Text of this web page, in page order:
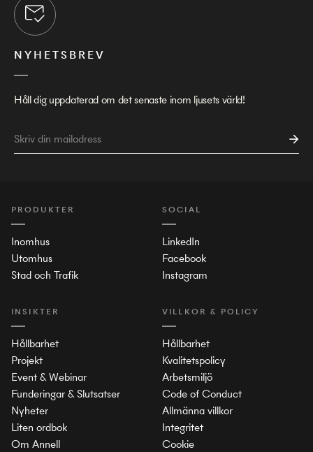
NYHETSBREV
Håll dig uppdaterad om det senaste inom ljusets värld!
PRODUKTER
Inomhus
Utomhus
Stad och Trafik
INSIKTER
Hållbarhet
Projekt
Event & Webinar
Funderingar & Slutsatser
Nyheter
Liten ordbok
Om Annell
SOCIAL
LinkedIn
Facebook
Instagram
VILLKOR & POLICY
Hållbarhet
Kvalitetspolicy
Arbetsmiljö
Code of Conduct
Allmänna villkor
Integritet
Cookie